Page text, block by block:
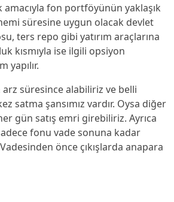
amacıyla fon portföyünün yaklaşık
süresine uygun olacak devlet
ters repo gibi yatırım araçlarına
luk kısmıyla ise ilgili opsiyon
yapılır.
süresince alabiliriz ve belli
satma şansımız vardır. Oysa diğer
gün satış emri girebiliriz. Ayrıca
fonu vade sonuna kadar
önce çıkışlarda anapara